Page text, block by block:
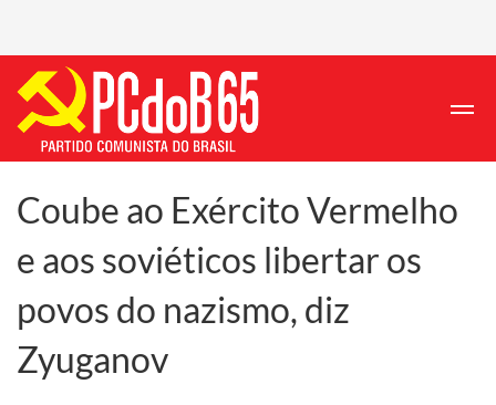
Coube ao Exército Vermelho
e aos soviéticos libertar os
povos do nazismo, diz
Zyuganov